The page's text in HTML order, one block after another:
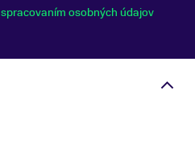
spracovaním osobných údajov